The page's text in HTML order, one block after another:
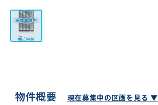
物件概要 現在募集中の区画を見る ▼